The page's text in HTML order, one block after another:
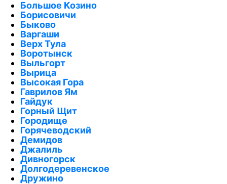
Большое Козино
Борисовичи
Быково
Варгаши
Верх Тула
Воротынск
Выльгорт
Вырица
Высокая Гора
Гаврилов Ям
Гайдук
Горный Щит
Городище
Горячеводский
Демидов
Джалиль
Дивногорск
Долгодеревенское
Дружино